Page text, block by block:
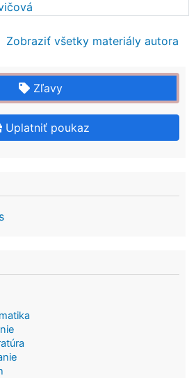
Zobraziť všetky materiály autora
Zľavy
Uplatniť poukaz